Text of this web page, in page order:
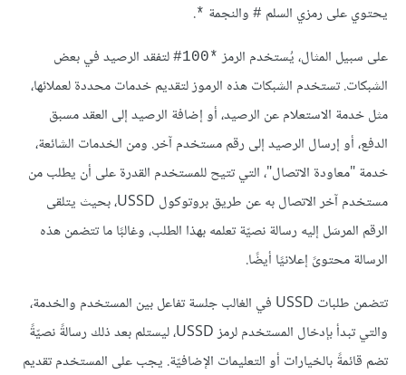
يحتوي على رمزي السلم # والنجمة *
.
على سبيل المثال، يُستخدم الرمز *100#
لتفقد الرصيد في بعض
الشبكات. تستخدم الشبكات هذه الرموز لتقديم خدمات محددة لعملائها،
مثل خدمة الاستعلام عن الرصيد، أو إضافة الرصيد إلى العقد مسبق
الدفع، أو إرسال الرصيد إلى رقم مستخدم آخر. ومن الخدمات الشائعة،
خدمة "معاودة الاتصال"، التي تتيح للمستخدم القدرة على أن يطلب من
مستخدم آخر الاتصال به عن طريق بروتوكول USSD، بحيث يتلقى
الرقم المرسَل إليه رسالة نصيّة تعلمه بهذا الطلب، وغالبًا ما تتضمن هذه
الرسالة محتوىً إعلانيًا أيضًا.
تتضمن طلبات USSD في الغالب جلسة تفاعل بين المستخدم والخدمة،
والتي تبدأ بإدخال المستخدم لرمز USSD، ليستلم بعد ذلك رسالةً نصيّةً
تضم قائمةً بالخيارات أو التعليمات الإضافيّة. يجب على المستخدم تقديم